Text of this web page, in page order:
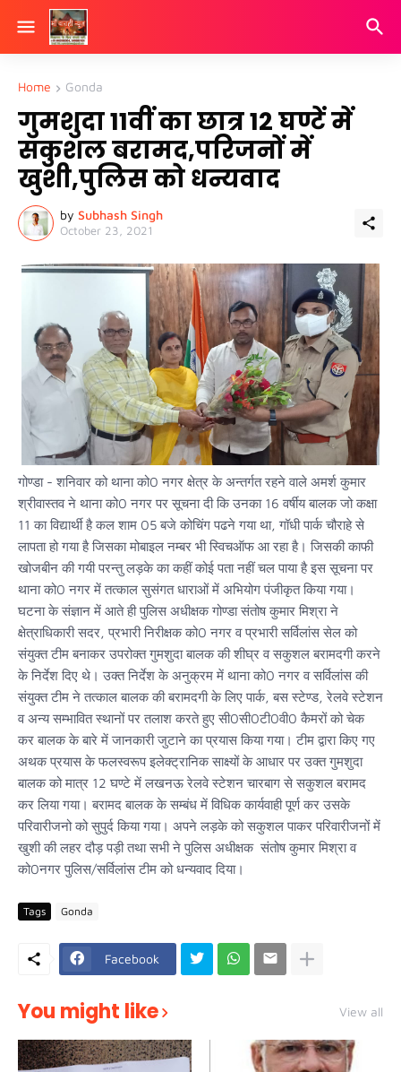
Home Gonda
गुमशुदा 11वीं का छात्र 12 घण्टें में
सकुशल बरामद,परिजनों में
खुशी,पुलिस को धन्यवाद
by Subhash Singh
October 23, 2021
गोण्डा - शनिवार को थाना को0 नगर क्षेत्र के अन्तर्गत रहने वाले अमर्श कुमार
श्रीवास्तव ने थाना को0 नगर पर सूचना दी कि उनका 16 वर्षीय बालक जो कक्षा
11 का विद्यार्थी है कल शाम 05 बजे कोचिंग पढने गया था, गॉधी पार्क चौराहे से
लापता हो गया है जिसका मोबाइल नम्बर भी स्विचऑफ आ रहा है। जिसकी काफी
खोजबीन की गयी परन्तु लड़के का कहीं कोई पता नहीं चल पाया है इस सूचना पर
थाना को0 नगर में तत्काल सुसंगत धाराओं में अभियोग पंजीकृत किया गया।
घटना के संज्ञान में आते ही पुलिस अधीक्षक गोण्डा संतोष कुमार मिश्रा ने
क्षेत्राधिकारी सदर, प्रभारी निरीक्षक को0 नगर व प्रभारी सर्विलांस सेल को
संयुक्त टीम बनाकर उपरोक्त गुमशुदा बालक की शीघ्र व सकुशल बरामदगी करने
के निर्देश दिए थे। उक्त निर्देश के अनुक्रम में थाना को0 नगर व सर्विलांस की
संयुक्त टीम ने तत्काल बालक की बरामदगी के लिए पार्क, बस स्टेण्ड, रेलवे स्टेशन
व अन्य सम्भावित स्थानों पर तलाश करते हुए सी0सी0टी0वी0 कैमरों को चेक
कर बालक के बारे में जानकारी जुटाने का प्रयास किया गया। टीम द्वारा किए गए
अथक प्रयास के फलस्वरूप इलेक्ट्रानिक साक्ष्यों के आधार पर उक्त गुमशुदा
बालक को मात्र 12 घण्टे में लखनऊ रेलवे स्टेशन चारबाग से सकुशल बरामद
कर लिया गया। बरामद बालक के सम्बंध में विधिक कार्यवाही पूर्ण कर उसके
परिवारीजनो को सुपुर्द किया गया। अपने लड़के को सकुशल पाकर परिवारीजनों में
खुशी की लहर दौड़ पड़ी तथा सभी ने पुलिस अधीक्षक संतोष कुमार मिश्रा व
को0नगर पुलिस/सर्विलांस टीम को धन्यवाद दिया।
Tags Gonda
Facebook
You might like View all